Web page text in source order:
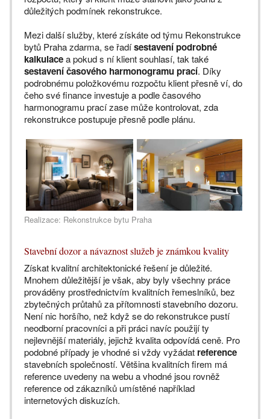
důležitých podmínek rekonstrukce.
Mezi další služby, které získáte od týmu Rekonstrukce
bytů Praha zdarma, se řadísestavení podrobné
kalkulacea pokud s ní klient souhlasí, tak také
sestavení časového harmonogramu prací. Díky
podrobnému položkovému rozpočtu klient přesně ví, do
čeho své finance investuje a podle časového
harmonogramu prací zase může kontrolovat, zda
rekonstrukce postupuje přesně podle plánu.
Realizace: Rekonstrukce bytu Praha
Stavební dozor a návaznost služeb je známkou kvality
Získat kvalitní architektonické řešení je důležité.
Mnohem důležitější je však, aby byly všechny práce
prováděny prostřednictvím kvalitních řemeslníků, bez
zbytečných průtahů za přítomnosti stavebního dozoru.
Není nic horšího, než když se do rekonstrukce pustí
neodborní pracovníci a při práci navíc použijí ty
nejlevnější materiály, jejichž kvalita odpovídá ceně. Pro
podobné případy je vhodné si vždy vyžádat reference
stavebních společností. Většina kvalitních firem má
reference uvedeny na webu a vhodné jsou rovněž
reference od zákazníků umístěné například
internetových diskuzích.